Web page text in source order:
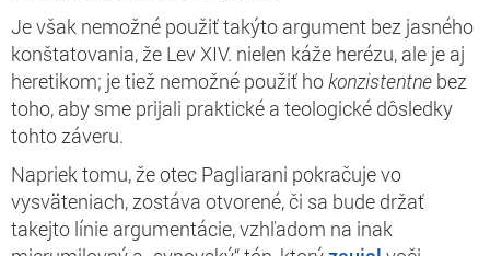
Je však nemožné použiť takýto argument bez jasného
konštatovania, že Lev XIV. nielen káže herézu, ale je aj
heretikom; je tiež nemožné použiť hokonzistentne bez
toho, aby sme prijali praktické a teologické dôsledky
tohto záveru.
Napriek tomu, že otec Pagliarani pokračuje vo
vysväteniach, zostáva otvorené, či sa bude držať
takejto línie argumentácie, vzhľadom na inak